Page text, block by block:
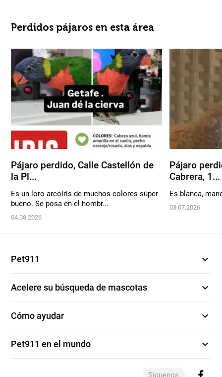
Perdidos pájaros en esta área
Pájaro perdido, Calle Castellón de
la Pl...
Es un loro arcoiris de muchos colores súper
bueno. Se posa en el hombr...
04.08.2026
Pájaro
Cabrera, 1...
Es blanca,
03.07.2026
Pet911 expand_more
Acelere su búsqueda de mascotas expand_more
Cómo ayudar expand_more
Pet911 en el mundo expand_more
Síguenos